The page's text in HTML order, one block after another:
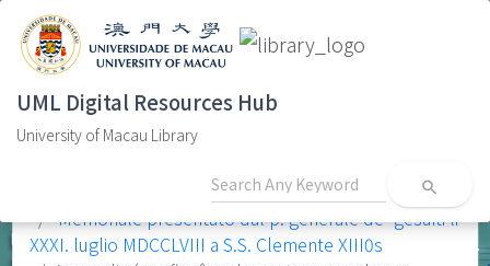
UML Digital Resources Hub
University of Macau Library
search
Memoriale presentato dal p. generale de' gesuiti li
XXXI. luglio MDCCLVIII a S.S. Clemente XIII0s